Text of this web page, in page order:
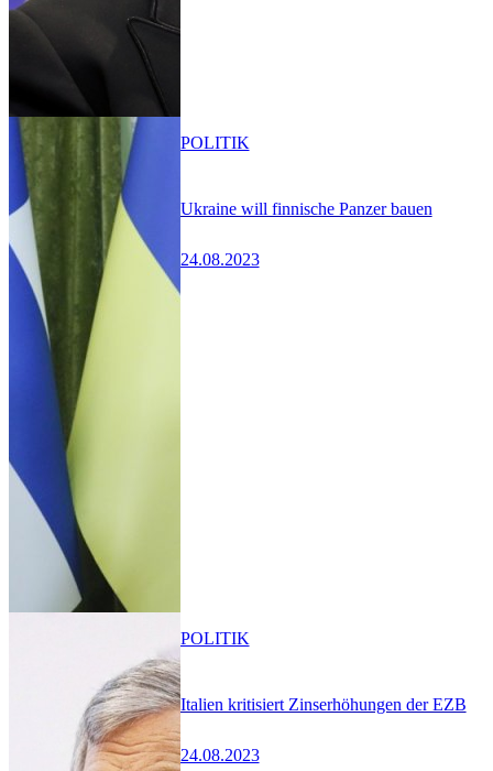
Ukraine will finnische Panzer bauen
24.08.2023
POLITIK
Italien kritisiert Zinserhöhungen der EZB
24.08.2023
POLITIK